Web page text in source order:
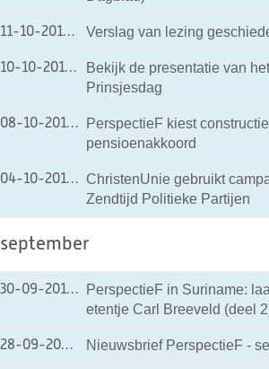
11-10-201111-10-2011 20:11
Verslag van lezing
10-10-201110-10-2011 14:25
Bekijk de presentatie van
Prinsjesdag
08-10-201108-10-2011 13:09
PerspectieF kiest
pensioenakkoord
04-10-201104-10-2011 10:10
ChristenUnie gebruikt
Zendtijd Politieke Partijen
september
30-09-201130-09-2011 10:48
PerspectieF in Suriname:
etentje Carl Breeveld (deel
28-09-2011 28-09-2011 22:46
Nieuwsbrief PerspectieF -